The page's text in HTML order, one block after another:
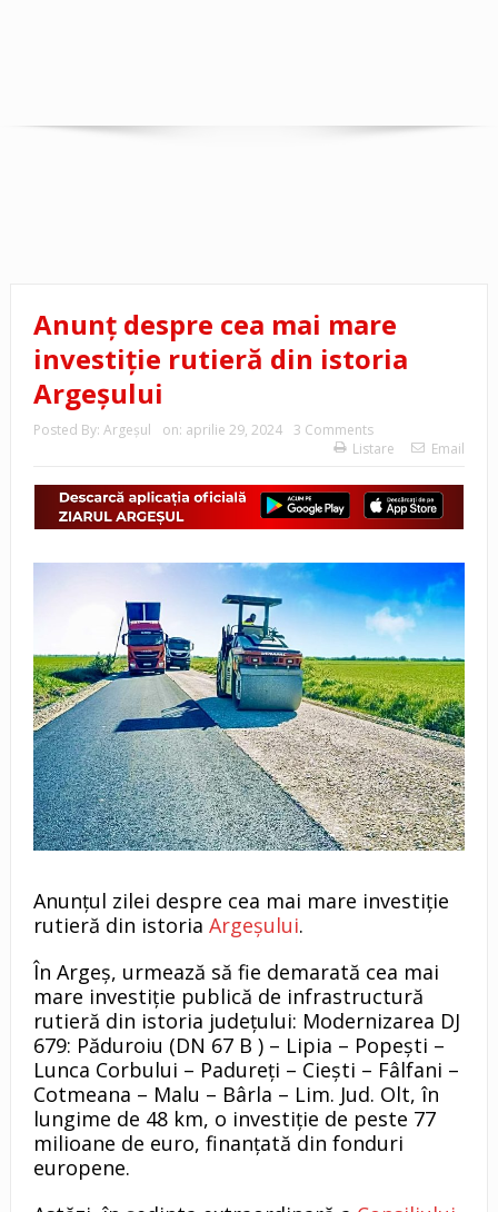
Anunț despre cea mai mare
investiție rutieră din istoria
Argeșului
Posted By: Argeşul on: aprilie 29, 2024
3 Comments
Listare
Email
Anunțul zilei despre cea mai mare investiție
rutieră din istoria Argeșului.
În Argeș, urmează să fie demarată cea mai
mare investiție publică de infrastructură
rutieră din istoria județului: Modernizarea DJ
679: Păduroiu (DN 67 B ) – Lipia – Popești –
Lunca Corbului – Padureţi – Ciești – Fâlfani –
Cotmeana – Malu – Bârla – Lim. Jud. Olt, în
lungime de 48 km, o investiție de peste 77
milioane de euro, finanțată din fonduri
europene.